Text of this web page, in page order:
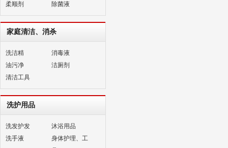
柔顺剂
除菌液
家庭清洁、消杀
洗洁精
消毒液
油污净
洁厕剂
清洁工具
洗护用品
洗发护发
沐浴用品
洗手液
身体护理、工